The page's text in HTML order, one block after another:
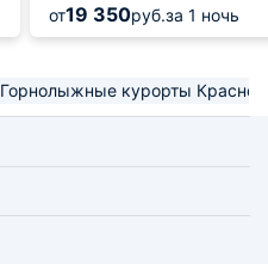
от19 350руб.за 1 ночь
Горнолыжные курорты